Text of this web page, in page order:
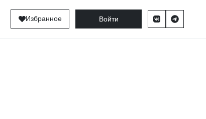
Избранное Войти